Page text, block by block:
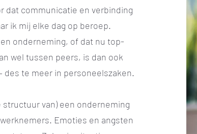
dat communicatie en verbinding
ik mij elke dag op beroep.
onderneming, of dat nu top-
wel tussen peers, is dan ook
des te meer in personeelszaken.
van) een onderneming
Emoties en angsten